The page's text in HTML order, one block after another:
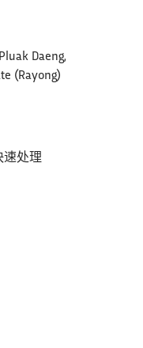
Daeng,
(Rayong)
速处理